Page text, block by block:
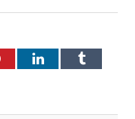
PinterestLinkedInTumblr